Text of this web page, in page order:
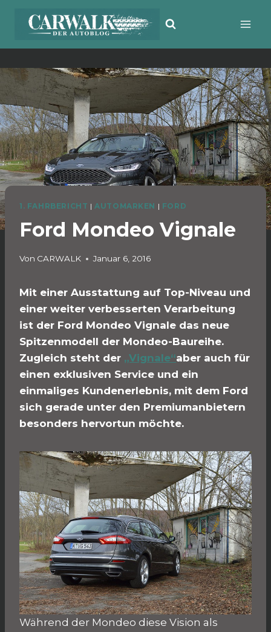
Inhalt
1. FAHRBERICHT | AUTOMARKEN | FORD
Ford Mondeo Vignale
Von CARWALK Januar 6, 2016
Mit einer Ausstattung auf Top-Niveau und
einer weiter verbesserten Verarbeitung
ist der Ford Mondeo Vignale das neue
Spitzenmodell der Mondeo-Baureihe.
Zugleich steht der „Vignale“aber auch für
einen exklusiven Service und ein
einmaliges Kundenerlebnis, mit dem Ford
sich gerade unter den Premiumanbietern
besonders hervortun möchte.
Während der Mondeo diese Vision als